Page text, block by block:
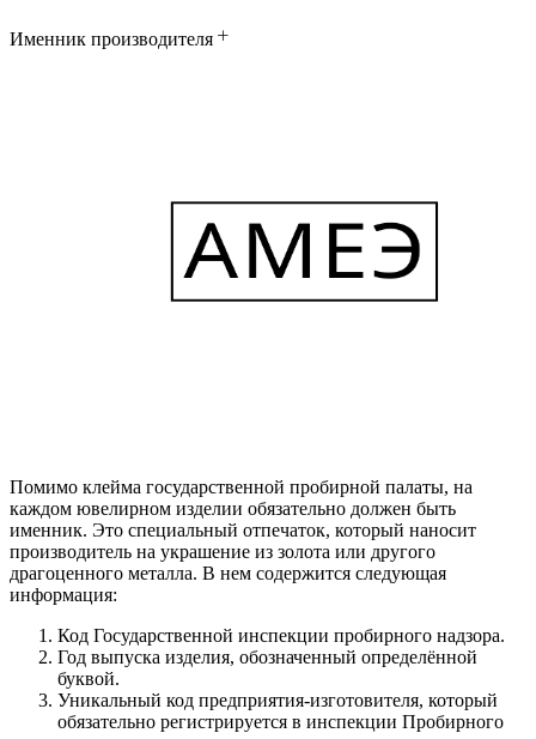
Именник производителя
Помимо клейма государственной пробирной палаты, на
каждом ювелирном изделии обязательно должен быть
именник. Это специальный отпечаток, который наносит
производитель на украшение из золота или другого
драгоценного металла. В нем содержится следующая
информация:
Код Государственной инспекции пробирного надзора.
Год выпуска изделия, обозначенный определённой
буквой.
Уникальный код предприятия-изготовителя, который
обязательно регистрируется в инспекции Пробирного